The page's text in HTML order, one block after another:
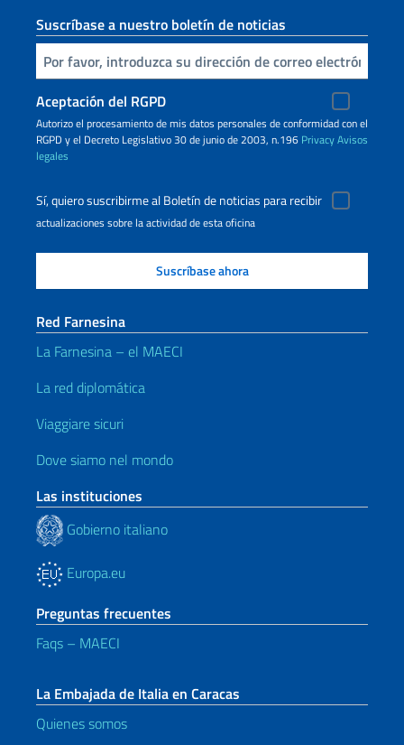
Suscríbase a nuestro boletín de noticias
Inserta tu correo electronico
Aceptación del RGPD
Autorizo ​​el procesamiento de mis datos personales de conformidad con el
RGPD y el Decreto Legislativo 30 de junio de 2003, n.196 PrivacyAvisos
legales
Sí, quiero suscribirme al Boletín de noticias para recibir
actualizaciones sobre la actividad de esta oficina
Red Farnesina
La Farnesina – el MAECI
La red diplomática
Viaggiare sicuri
Dove siamo nel mondo
Las instituciones
Gobierno italiano
Europa.eu
Preguntas frecuentes
Faqs – MAECI
La Embajada de Italia en Caracas
Quienes somos